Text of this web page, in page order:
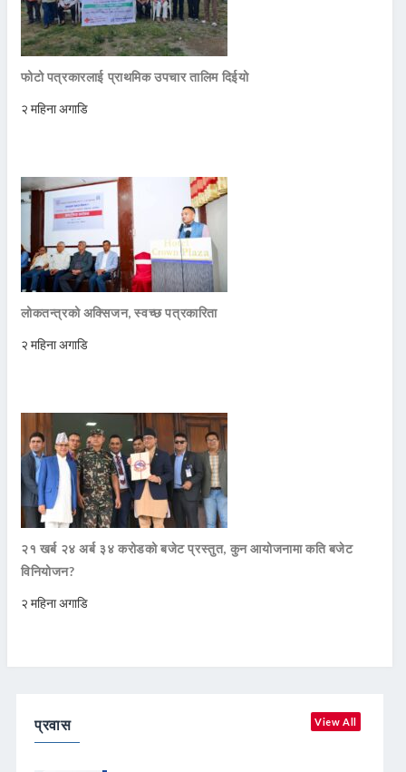
फोटो पत्रकारलाई प्राथमिक उपचार तालिम दिईयो
२ महिना अगाडि
लोकतन्त्रको अक्सिजन, स्वच्छ पत्रकारिता
२ महिना अगाडि
२१ खर्ब २४ अर्ब ३४ करोडको बजेट प्रस्तुत, कुन आयोजनामा कति बजेट
विनियोजन?
२ महिना अगाडि
प्रवास View All